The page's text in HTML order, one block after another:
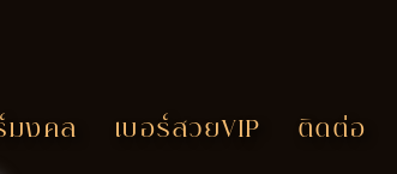
มงคล เบอร์สวยVIP ติดต่อ